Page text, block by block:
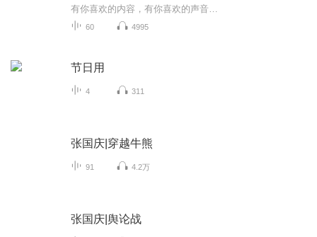
有你喜欢的内容，有你喜欢的声音…
60 4995
节日用
4 311
张国庆|穿越牛熊
91 4.2万
张国庆|舆论战